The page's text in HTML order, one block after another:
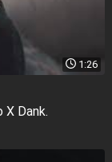
1:26
X Dank.